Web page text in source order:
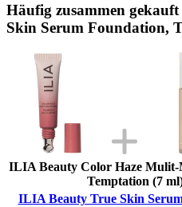
Häufig zusammen
Skin Serum Foundation,
ILIA Beauty Color Haze Mulit-
Temptation (7
ILIA Beauty True Skin